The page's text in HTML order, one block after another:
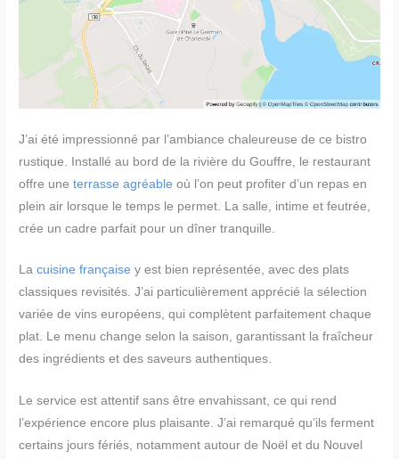
J’ai été impressionné par l’ambiance chaleureuse de ce bistro
rustique. Installé au bord de la rivière du Gouffre, le restaurant
offre uneterrasse agréable où l’on peut profiter d’un repas en
plein air lorsque le temps le permet. La salle, intime et feutrée,
crée un cadre parfait pour un dîner tranquille.
Lacuisine française y est bien représentée, avec des plats
classiques revisités. J’ai particulièrement apprécié la sélection
variée de vins européens, qui complètent parfaitement chaque
plat. Le menu change selon la saison, garantissant la fraîcheur
des ingrédients et des saveurs authentiques.
Le service est attentif sans être envahissant, ce qui rend
l’expérience encore plus plaisante. J’ai remarqué qu’ils ferment
certains jours fériés, notamment autour de Noël et du Nouvel